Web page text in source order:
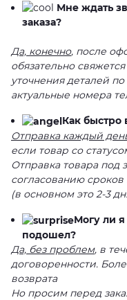
Мне ждать
заказа?
Да, конечно, после
обязательно
уточнения деталей
актуальные номера
Как быстро
Отправка каждый
если товар со
Отправка товара под
согласованию
(в основном это 2-3
Могу ли
подошел?
Да, без проблем, в
договоренности.
возврата
Но просим перед